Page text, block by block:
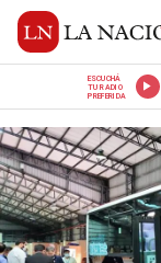
ESCUCHÁ
TU RADIO
PREFERIDA